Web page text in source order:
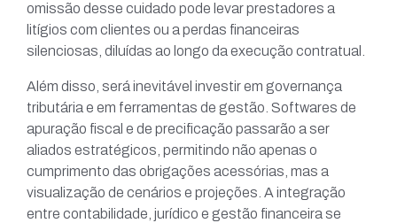
omissão desse cuidado pode levar prestadores a
litígios com clientes ou a perdas financeiras
silenciosas, diluídas ao longo da execução contratual.
Além disso, será inevitável investir em governança
tributária e em ferramentas de gestão. Softwares de
apuração fiscal e de precificação passarão a ser
aliados estratégicos, permitindo não apenas o
cumprimento das obrigações acessórias, mas a
visualização de cenários e projeções. A integração
entre contabilidade, jurídico e gestão financeira se